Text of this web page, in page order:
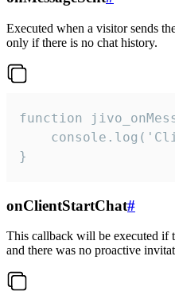
Executed when a visitor sends
only if there is no chat history.
function
}
onClientStartChat#
This callback will be executed if
and there was no proactive